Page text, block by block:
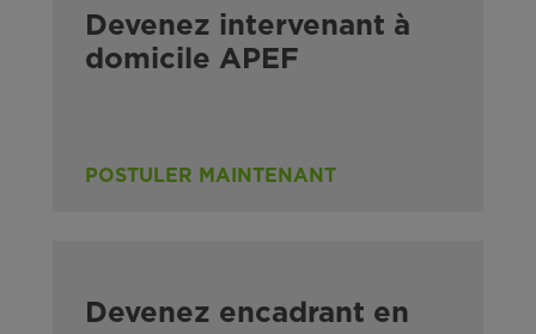
Devenez intervenant à
domicile APEF
POSTULER MAINTENANT
Devenez encadrant en